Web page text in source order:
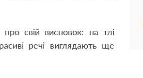
свій висновок: на тлі
речі виглядають ще